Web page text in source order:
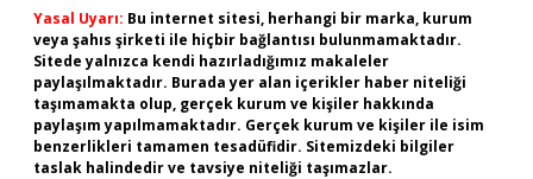
Yasal Uyarı: Bu internet sitesi, herhangi bir marka, kurum
veya şahıs şirketi ile hiçbir bağlantısı bulunmamaktadır.
Sitede yalnızca kendi hazırladığımız makaleler
paylaşılmaktadır. Burada yer alan içerikler haber niteliği
taşımamakta olup, gerçek kurum ve kişiler hakkında
paylaşım yapılmamaktadır. Gerçek kurum ve kişiler ile isim
benzerlikleri tamamen tesadüfidir. Sitemizdeki bilgiler
taslak halindedir ve tavsiye niteliği taşımazlar.